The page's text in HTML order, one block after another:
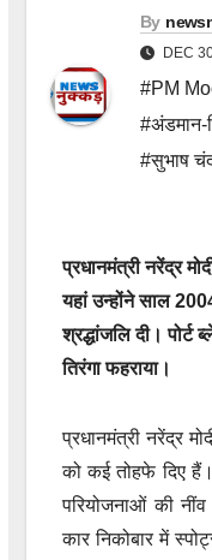
By
DEC
#PM
#अंडमान-
#सुभाष
प्रधानमंत्री नरेंद्र
यहां उन्होंने साल
श्रद्धांजलि दी।
तिरंगा फहराया।
प्रधानमंत्री नरेंद्र
को कई तोहफे दिए
परियोजनाओं की
कार निकोबार में